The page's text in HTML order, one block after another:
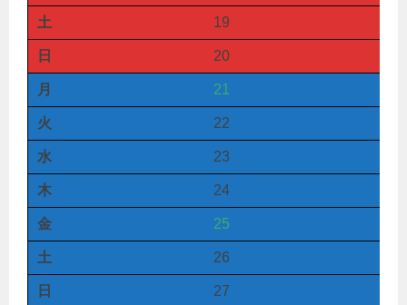
土 19
日 20
月 21
火 22
水 23
木 24
金 25
土 26
日 27